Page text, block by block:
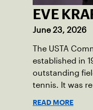
EVE
June 23, 2026
The USTA
established in
outstanding
tennis. It was
READ MORE